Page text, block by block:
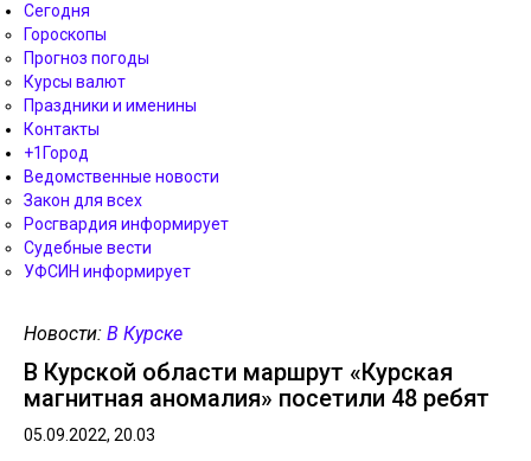
Сегодня
Гороскопы
Прогноз погоды
Курсы валют
Праздники и именины
Контакты
+1Город
Ведомственные новости
Закон для всех
Росгвардия информирует
Судебные вести
УФСИН информирует
Новости: В Курске
В Курской области маршрут «Курская
магнитная аномалия» посетили 48 ребят
05.09.2022, 20.03